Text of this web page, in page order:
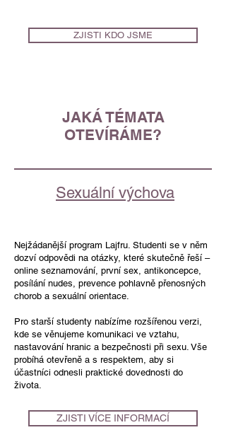
ZJISTI KDO JSME
JAKÁ TÉMATA
OTEVÍRÁME?
Sexuální výchova
Nejžádanější program Lajfru. Studenti se v něm
dozví odpovědi na otázky, které skutečně řeší –
online seznamování, první sex, antikoncepce,
posílání nudes, prevence pohlavně přenosných
chorob a sexuální orientace.
Pro starší studenty nabízíme rozšířenou verzi,
kde se věnujeme komunikaci ve vztahu,
nastavování hranic a bezpečnosti při sexu. Vše
probíhá otevřeně a s respektem, aby si
účastníci odnesli praktické dovednosti do
života.
ZJISTI VÍCE INFORMACÍ